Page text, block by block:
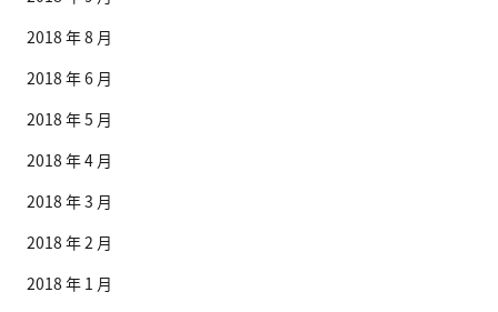
2018 年 8 月
2018 年 6 月
2018 年 5 月
2018 年 4 月
2018 年 3 月
2018 年 2 月
2018 年 1 月